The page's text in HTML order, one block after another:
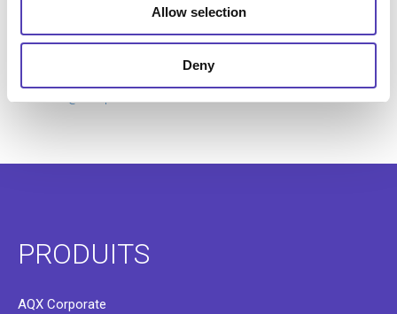
Allow selection
Deny
Kyoko Tsurumi (鶴見恭子)
PRODUITS
AQX Corporate